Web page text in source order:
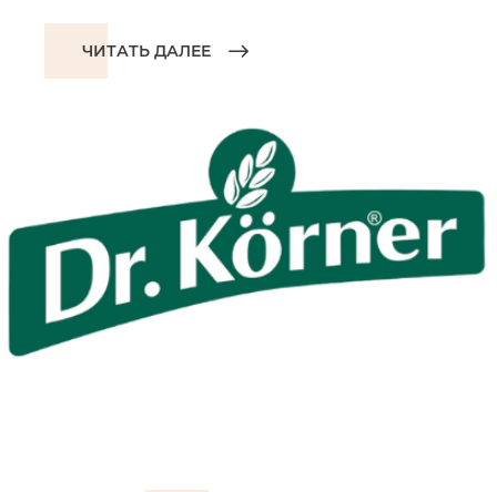
ЧИТАТЬ ДАЛЕЕ